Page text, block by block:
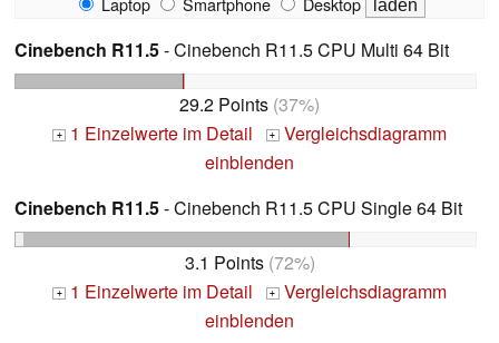
Cinebench R11.5- Cinebench R11.5 CPU Multi 64 Bit
29.2 Points (37%)
+ 1 Einzelwerte im Detail + Vergleichsdiagramm
einblenden
Cinebench R11.5- Cinebench R11.5 CPU Single 64 Bit
3.1 Points(72%)
+ 1 Einzelwerte im Detail + Vergleichsdiagramm
einblenden